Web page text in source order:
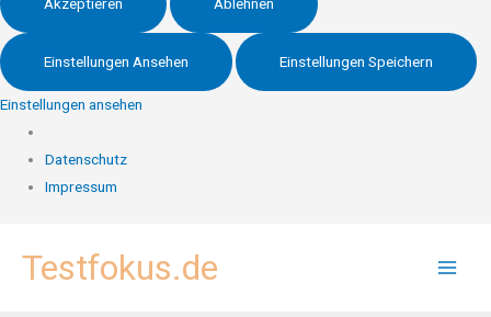
Einstellungen Ansehen Einstellungen Speichern
Einstellungen ansehen
Datenschutz
Impressum
InhaltTestfokus.de